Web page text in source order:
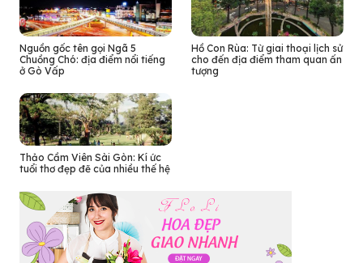
Nguồn gốc tên gọi Ngã 5
Chuồng Chó: địa điểm nổi tiếng
ở Gò Vấp
Hồ Con Rùa: Từ giai thoại lịch sử
cho đến địa điểm tham quan ấn
tượng
Thảo Cầm Viên Sài Gòn: Kí ức
tuổi thơ đẹp đẽ của nhiều thế hệ